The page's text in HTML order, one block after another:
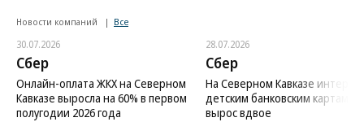
Новости компаний Все
30.07.2026
Сбер
Онлайн-оплата ЖКХ на Северном
Кавказе выросла на 60% в первом
полугодии 2026 года
28.07.2026
Сбер
На Северном Кавказе интерес
детским банковским картам
вырос вдвое